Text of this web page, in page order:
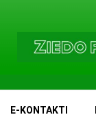
E-KONTAKTI